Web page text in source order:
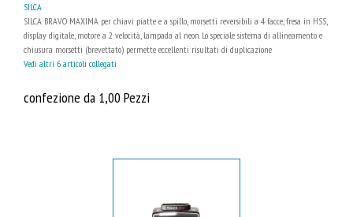
SILCA
SILCA BRAVO MAXIMA per chiavi piatte e a spillo, morsetti reversibili a 4 facce, fresa in HSS,
display digitale, motore a 2 velocità, lampada al neon. Lo speciale sistema di allineamento e
chiusura morsetti (brevettato) permette eccellenti risultati di duplicazione
Vedi altri 6 articoli collegati
confezione da 1,00 Pezzi